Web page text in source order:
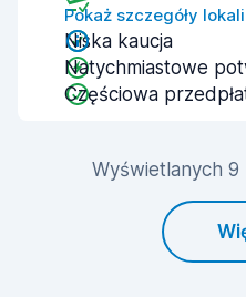
Pokaż szczegóły
Niska kaucja
Natychmiastowe
Częściowa
Wyświetlanych 9